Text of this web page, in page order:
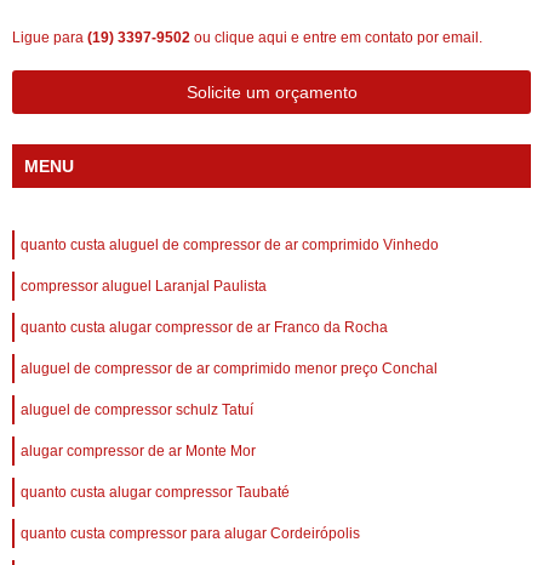
Ligue para (19) 3397-9502 ou clique aqui e entre em contato por email.
Solicite um orçamento
MENU
quanto custa aluguel de compressor de ar comprimido Vinhedo
compressor aluguel Laranjal Paulista
quanto custa alugar compressor de ar Franco da Rocha
aluguel de compressor de ar comprimido menor preço Conchal
aluguel de compressor schulz Tatuí
alugar compressor de ar Monte Mor
quanto custa alugar compressor Taubaté
quanto custa compressor para alugar Cordeirópolis